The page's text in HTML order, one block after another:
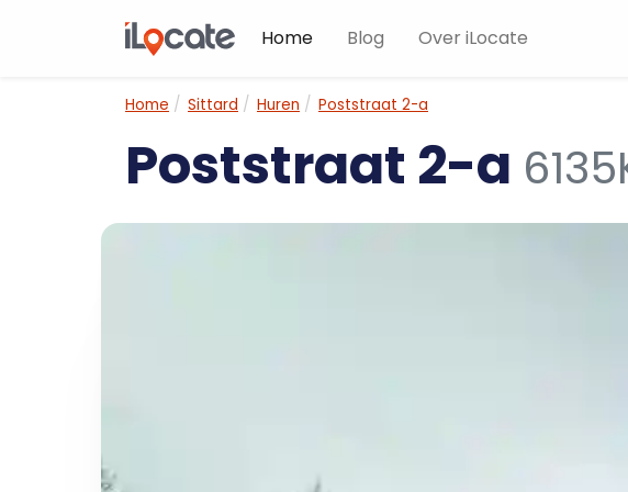
Home Blog Over iLocate
Home Sittard Huren Poststraat 2-a
Poststraat 2-a